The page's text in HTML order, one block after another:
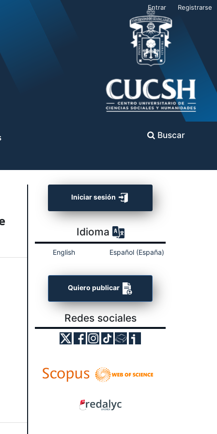
Buscar
Entrar Registrarse
Iniciar sesión
Idioma
English Español (España)
Quiero publicar
Redes sociales